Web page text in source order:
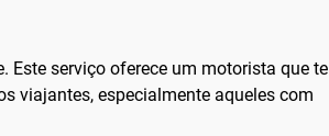
Este serviço oferece um motorista que te
viajantes, especialmente aqueles com